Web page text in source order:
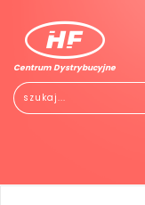
Centrum Dystrybucyjne